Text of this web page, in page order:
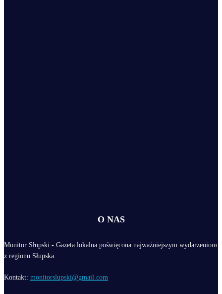
O NAS
Monitor Słupski - Gazeta lokalna poświęcona najważniejszym wydarzeniom
z regionu Słupska.
Kontakt: monitorslupski@gmail.com